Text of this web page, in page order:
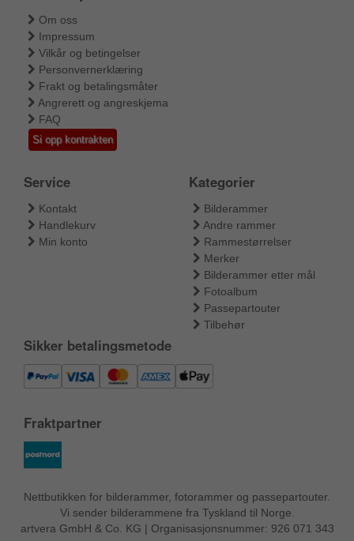
Om oss
Impressum
Vilkår og betingelser
Personvernerklæring
Frakt og betalingsmåter
Angrerett og angreskjema
FAQ
Si opp kontrakten
Service
Kontakt
Handlekurv
Min konto
Kategorier
Bilderammer
Andre rammer
Rammestørrelser
Merker
Bilderammer etter mål
Fotoalbum
Passepartouter
Tilbehør
Sikker betalingsmetode
Fraktpartner
Nettbutikken for bilderammer, fotorammer og passepartouter.
Vi sender bilderammene fra Tyskland til Norge.
artvera GmbH & Co. KG | Organisasjonsnummer: 926 071 343